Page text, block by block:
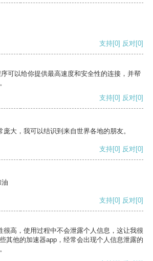
支持[0] 反对[0]
可以给你提供最高速度和安全性的连接，并帮
支持[0] 反对[0]
大，我可以结识到来自世界各地的朋友。
支持[0] 反对[0]
支持[0] 反对[0]
很高，使用过程中不会泄露个人信息，这让我很
其他的加速器app，经常会出现个人信息泄露的